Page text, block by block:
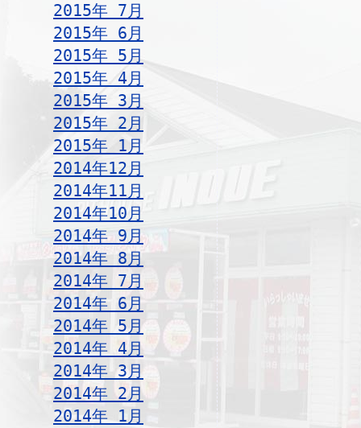
2015年 7月
2015年 6月
2015年 5月
2015年 4月
2015年 3月
2015年 2月
2015年 1月
2014年12月
2014年11月
2014年10月
2014年 9月
2014年 8月
2014年 7月
2014年 6月
2014年 5月
2014年 4月
2014年 3月
2014年 2月
2014年 1月